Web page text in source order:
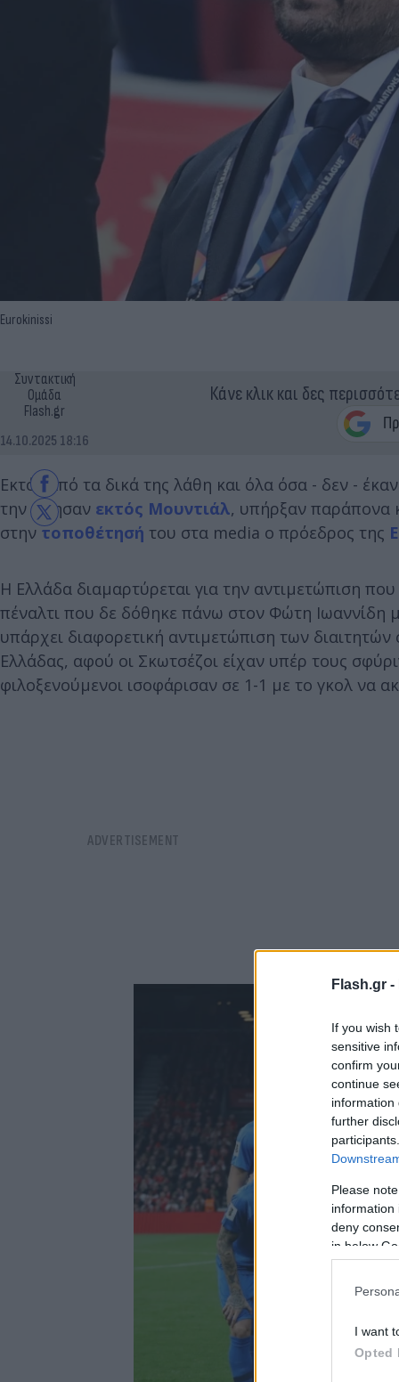
Flash.gr -
If you wish
sensitive
confirm
continue
information
further
Please
information
deny
in below
I want
Opted
Eurokinissi
Συντακτική
Ομάδα
Flash.gr
14.10.2025 18:16
Κάνε κλικ και δες
Εκτός από τα δικά της λάθη και όλα όσα - δεν -
την άφησαν εκτός Μουντιάλ, υπήρξαν παράπονα
στηντοποθέτησή του στα media ο πρόεδρος της
Η Ελλάδα διαμαρτύρεται για την αντιμετώπιση
πέναλτι που δε δόθηκε πάνω στον Φώτη Ιωαννίδη
υπάρχει διαφορετική αντιμετώπιση των
Ελλάδας, αφού οι Σκωτσέζοι είχαν υπέρ τους
φιλοξενούμενοι ισοφάρισαν σε 1-1 με το γκολ να